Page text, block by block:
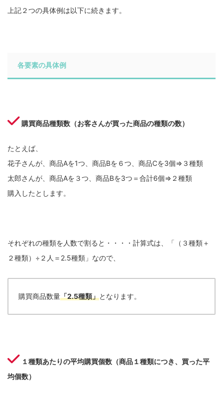
上記２つの具体例は以下に続きます。
各要素の具体例
購買商品種類数（お客さんが買った商品の種類の数）
たとえば、
花子さんが、商品Aを1つ、商品Bを６つ、商品Cを3個⇒３種類
太郎さんが、商品Aを３つ、商品Bを3つ＝合計6個⇒２種類
購入したとします。
それぞれの種類を人数で割ると・・・・計算式は、「（３種類＋
２種類）÷２人＝2.5種類」なので、
購買商品数量「2.5種類」となります。
１種類あたりの平均購買個数（商品１種類につき、買った平
均個数）